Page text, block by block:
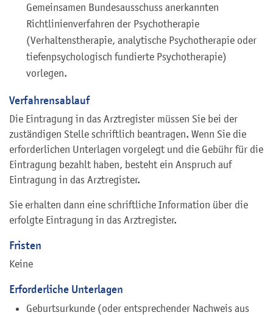
Gemeinsamen Bundesausschuss anerkannten
Richtlinienverfahren der Psychotherapie
(Verhaltenstherapie, analytische Psychotherapie oder
tiefenpsychologisch fundierte Psychotherapie)
vorlegen.
Verfahrensablauf
Die Eintragung in das Arztregister müssen Sie bei der
zuständigen Stelle schriftlich beantragen. Wenn Sie die
erforderlichen Unterlagen vorgelegt und die Gebühr für die
Eintragung bezahlt haben, besteht ein Anspruch auf
Eintragung in das Arztregister.
Sie erhalten dann eine schriftliche Information über die
erfolgte Eintragung in das Arztregister.
Fristen
Keine
Erforderliche Unterlagen
Geburtsurkunde (oder entsprechender Nachweis aus